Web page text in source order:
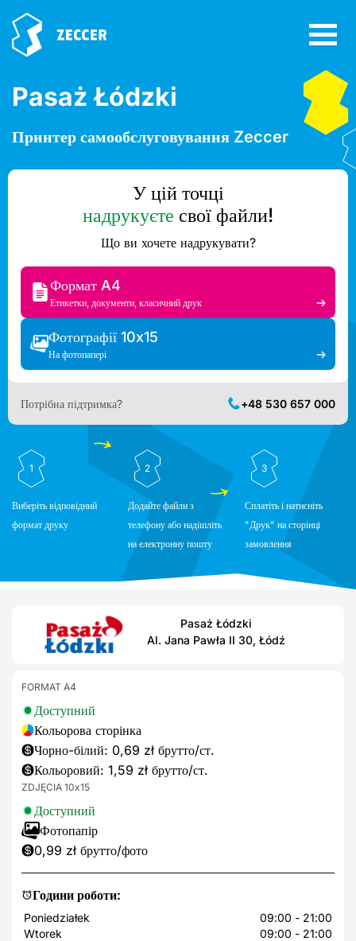
Pasaż Łódzki
Принтер самообслуговування Zeccer
У цій точці
надрукуєте свої файли!
Що ви хочете надрукувати?
Формат A4
Етикетки, документи, класичний друк
Фотографії 10x15
На фотопапері
Потрібна підтримка? +48 530 657 000
1
Виберіть відповідний
формат друку
2
Додайте файли з
телефону або надішліть
на електронну пошту
3
Сплатіть і натисніть
"Друк" на сторінці
замовлення
Pasaż Łódzki
Al. Ja­na Paw­ła II 30, Łódź
Години роботи:
Poniedziałek
09:00 - 21:00
Wtorek
09:00 - 21:00
FORMAT A4
Доступний
Кольорова сторінка
Чорно-білий: 0,69 zł брутто/ст.
Кольоровий: 1,59 zł брутто/ст.
ZDJĘCIA 10x15
Доступний
Фотопапір
0,99 zł брутто/фото